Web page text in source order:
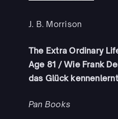
J. B. Morrison
The Extra Ordinary
Age 81 / Wie Frank
das Glück
Pan Books